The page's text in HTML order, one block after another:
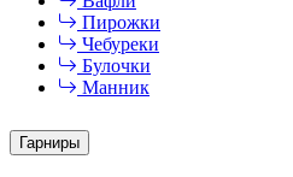
Пирожки
Чебуреки
Булочки
Манник
Гарниры